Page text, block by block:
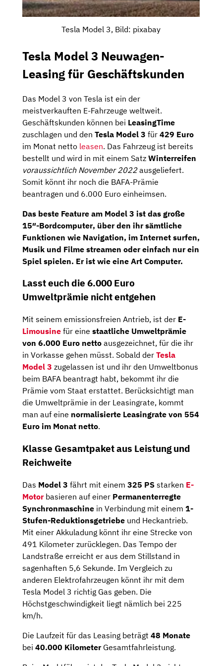
Tesla Model 3, Bild: pixabay
Tesla Model 3 Neuwagen-
Leasing für Geschäftskunden
Das Model 3 von Tesla ist ein der
meistverkauften E-Fahrzeuge weltweit.
Geschäftskunden können bei LeasingTime
zuschlagen und den Tesla Model 3 für 429 Euro
im Monat netto leasen. Das Fahrzeug ist bereits
bestellt und wird in mit einem Satz Winterreifen
voraussichtlich November 2022ausgeliefert.
Somit könnt ihr noch die BAFA-Prämie
beantragen und 6.000 Euro einheimsen.
Das beste Feature am Model 3 ist das große
15″-Bordcomputer, über den ihr sämtliche
Funktionen wie Navigation, im Internet surfen,
Musik und Filme streamen oder einfach nur ein
Spiel spielen. Er ist wie eine Art Computer.
Lasst euch die 6.000 Euro
Umweltprämie nicht entgehen
Mit seinem emissionsfreien Antrieb, ist der E-
Limousine für eine staatliche Umweltprämie
von 6.000 Euro netto ausgezeichnet, für die ihr
in Vorkasse gehen müsst. Sobald der Tesla
Model 3 zugelassen ist und ihr den Umweltbonus
beim BAFA beantragt habt, bekommt ihr die
Prämie vom Staat erstattet. Berücksichtigt man
die Umweltprämie in der Leasingrate, kommt
man auf eine normalisierte Leasingrate von 554
Euro im Monat netto.
Klasse Gesamtpaket aus Leistung und
Reichweite
Das Model 3 fährt mit einem 325 PS starken E-
Motorbasieren auf einer Permanenterregte
Synchronmaschine in Verbindung mit einem 1-
Stufen-Reduktionsgetriebe und Heckantrieb.
Mit einer Akkuladung könnt ihr eine Strecke von
491 Kilometer zurücklegen. Das Tempo der
Landstraße erreicht er aus dem Stillstand in
sagenhaften 5,6 Sekunde. Im Vergleich zu
anderen Elektrofahrzeugen könnt ihr mit dem
Tesla Model 3 richtig Gas geben. Die
Höchstgeschwindigkeit liegt nämlich bei 225
km/h.
Die Laufzeit für das Leasing beträgt 48 Monate
bei 40.000 KilometerGesamtfahrleistung.